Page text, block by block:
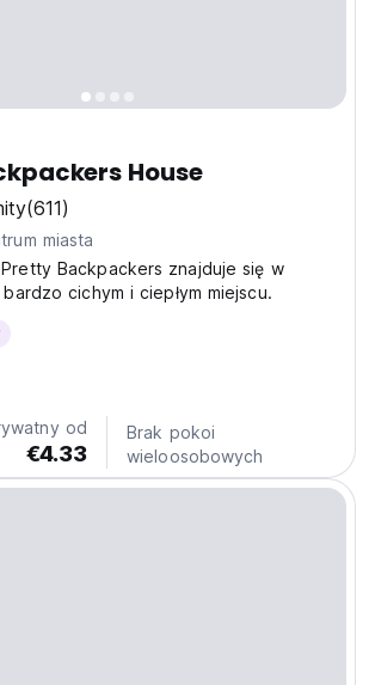
House
(611)
miasta
Backpackers znajduje się w
cichym i ciepłym miejscu.
od
€4.33
Brak pokoi
wieloosobowych